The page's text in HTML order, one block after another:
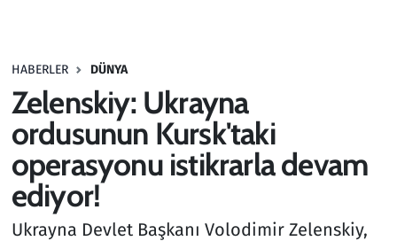
HABERLER DÜNYA
Zelenskiy: Ukrayna
ordusunun Kursk'taki
operasyonu istikrarla devam
ediyor!
Ukrayna Devlet Başkanı Volodimir Zelenskiy,
Haber
Kültür Sanat
Kurumsal Haberler
Lezzet Durağı